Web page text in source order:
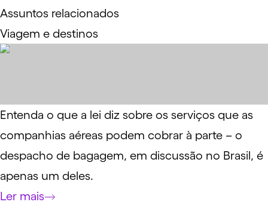
Assuntos relacionados
Viagem e destinos
Entenda o que a lei diz sobre os serviços que as
companhias aéreas podem cobrar à parte – o
despacho de bagagem, em discussão no Brasil, é
apenas um deles.
Ler mais